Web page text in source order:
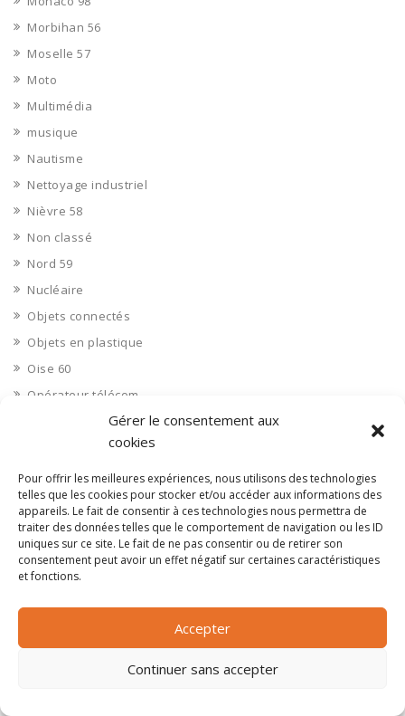
Gérer le consentement aux
cookies
Pour offrir les meilleures expériences, nous utilisons des technologies
telles que les cookies pour stocker et/ou accéder aux informations des
appareils. Le fait de consentir à ces technologies nous permettra de
traiter des données telles que le comportement de navigation ou les ID
uniques sur ce site. Le fait de ne pas consentir ou de retirer son
consentement peut avoir un effet négatif sur certaines caractéristiques
et fonctions.
Accepter
Continuer sans accepter
Morbihan 56
Moselle 57
Moto
Multimédia
musique
Nautisme
Nettoyage industriel
Nièvre 58
Non classé
Nord 59
Nucléaire
Objets connectés
Objets en plastique
Oise 60
Opérateur télécom
Opérateurs télécom
Ordinateurs
Orne 61
Ouvrages d’art
Paramédical, compléments alimentaires
Paris 75
Pas de Calais 62